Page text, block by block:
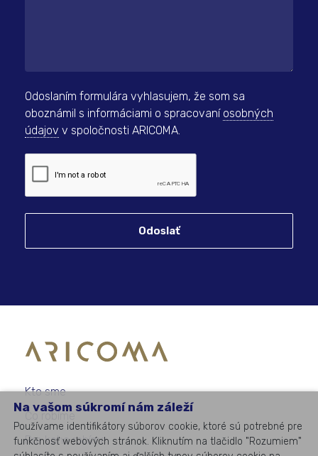
Odoslaním formulára vyhlasujem, že som sa
oboznámil s informáciami o spracovaní osobných
údajov v spoločnosti ARICOMA.
Odoslať
Na vašom súkromí nám záleží
Používame identifikátory súborov cookie, ktoré sú potrebné pre
funkčnosť webových stránok. Kliknutím na tlačidlo "Rozumiem"
Kto sme
Čo robíme
Pre koho robíme